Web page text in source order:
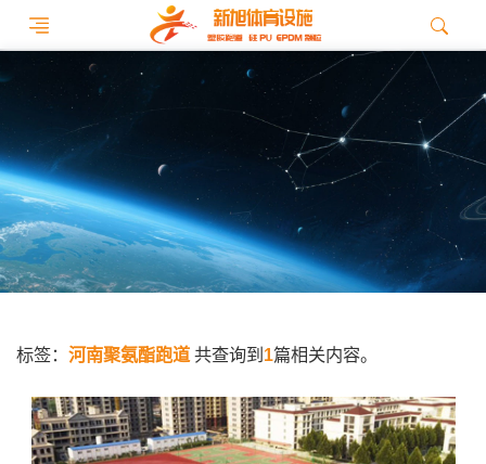
标签： 河南聚氨酯跑道 共查询到 1篇相关内容。